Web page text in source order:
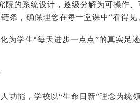
院的系统设计，逐级分解为可操作
条，确保理念在每一堂课中“看
为学生“每天进步一点点”的真实足
功能，学校以“生命日新”理念为统